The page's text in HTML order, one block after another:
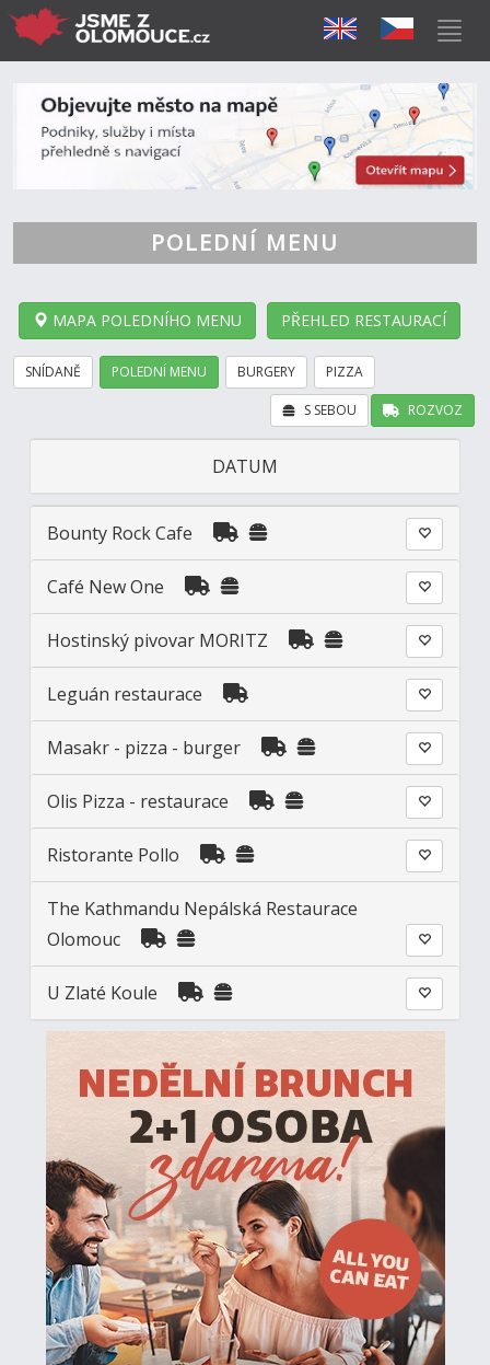
POLEDNÍ MENU
MAPA POLEDNÍHO MENU PŘEHLED RESTAURACÍ
SNÍDANĚ POLEDNÍ MENU BURGERY PIZZA
ROZVOZ
S SEBOU
DATUM
Bounty Rock Cafe
Café New One
Hostinský pivovar MORITZ
Leguán restaurace
Masakr - pizza - burger
Olis Pizza - restaurace
Ristorante Pollo
The Kathmandu Nepálská Restaurace
Olomouc
U Zlaté Koule